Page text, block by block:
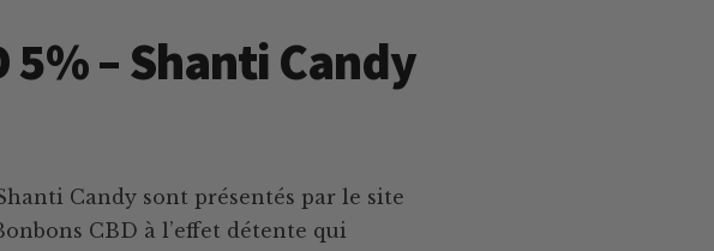
– Shanti Candy
Candy sont présentés par le site
CBD à l’effet détente qui